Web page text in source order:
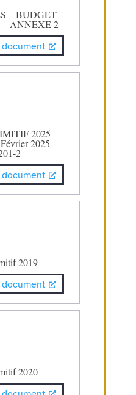
– BUDGET
– ANNEXE 2
2025
2025 –
2
2019
2020